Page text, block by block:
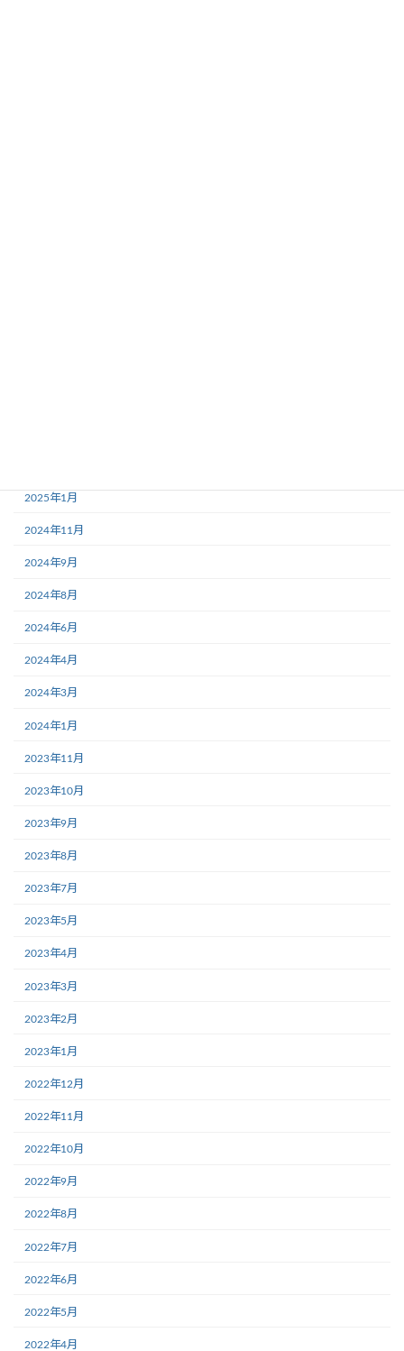
2025年1月
2024年11月
2024年9月
2024年8月
2024年6月
2024年4月
2024年3月
2024年1月
2023年11月
2023年10月
2023年9月
2023年8月
2023年7月
2023年5月
2023年4月
2023年3月
2023年2月
2023年1月
2022年12月
2022年11月
2022年10月
2022年9月
2022年8月
2022年7月
2022年6月
2022年5月
2022年4月